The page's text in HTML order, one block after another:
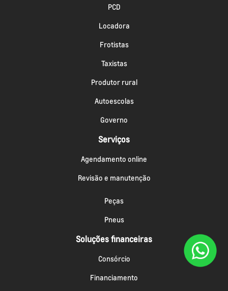
PCD
Locadora
Frotistas
Taxistas
Produtor rural
Autoescolas
Governo
Serviços
Agendamento online
Revisão e manutenção
Peças
Pneus
Soluções financeiras
Consórcio
Financiamento